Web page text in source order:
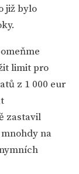
již bylo
limit pro
z 1 000 eur
zastavil
na